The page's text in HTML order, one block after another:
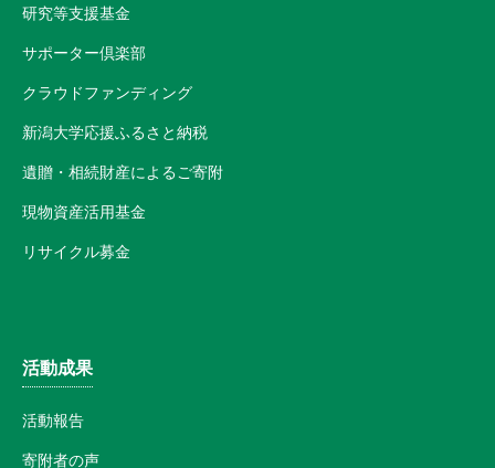
研究等支援基金
サポーター倶楽部
クラウドファンディング
新潟大学応援ふるさと納税
遺贈・相続財産によるご寄附
現物資産活用基金
リサイクル募金
活動成果
活動報告
寄附者の声